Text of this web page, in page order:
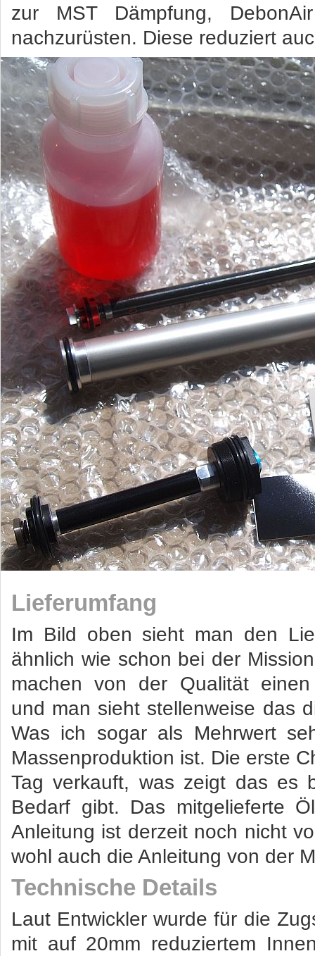
zur MST Dämpfung,
nachzurüsten. Diese reduziert
Lieferumfang
Im Bild oben sieht man den
ähnlich wie schon bei der
machen von der Qualität
und man sieht stellenweise das
Was ich sogar als Mehrwert
Massenproduktion ist. Die erste
Tag verkauft, was zeigt das es
Bedarf gibt. Das mitgelieferte
Anleitung ist derzeit noch nicht
wohl auch die Anleitung von der
Technische Details
Laut Entwickler wurde für die
mit auf 20mm reduziertem